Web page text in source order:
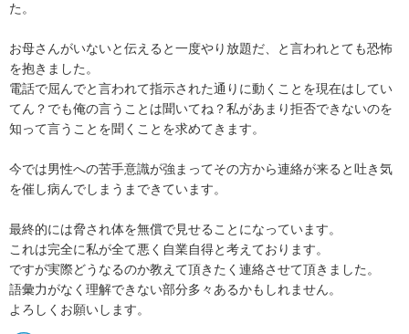
た。
お母さんがいないと伝えると一度やり放題だ、と言われとても恐怖
を抱きました。
電話で屈んでと言われて指示された通りに動くことを現在はしてい
てん？でも俺の言うことは聞いてね？私があまり拒否できないのを
知って言うことを聞くことを求めてきます。
今では男性への苦手意識が強まってその方から連絡が来ると吐き気
を催し病んでしまうまできています。
最終的には脅され体を無償で見せることになっています。
これは完全に私が全て悪く自業自得と考えております。
ですが実際どうなるのか教えて頂きたく連絡させて頂きました。
語彙力がなく理解できない部分多々あるかもしれません。
よろしくお願いします。